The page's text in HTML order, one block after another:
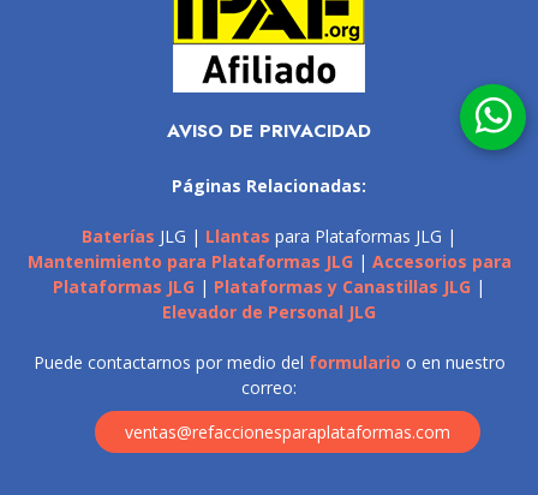
AVISO DE PRIVACIDAD
Páginas Relacionadas:
Baterías JLG | Llantas para Plataformas JLG |
Mantenimiento para Plataformas JLG| Accesorios para
Plataformas JLG | Plataformas y Canastillas JLG |
Elevador de Personal JLG
Puede contactarnos por medio del formulario o en nuestro
correo:
ventas@refaccionesparaplataformas.com